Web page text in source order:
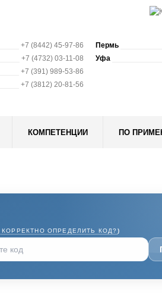
+7 (8442) 45-97-86
+7 (4732) 03-11-08
+7 (391) 989-53-86
+7 (3812) 20-81-56
Пермь
Уфа
КОМПЕТЕНЦИИ ПО
КОРРЕКТНО ОПРЕДЕЛИТЬ КОД? )